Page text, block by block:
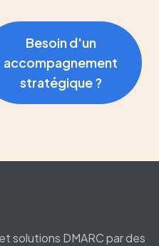
Besoin d'un
accompagnement
stratégique ?
solutions DMARC par des